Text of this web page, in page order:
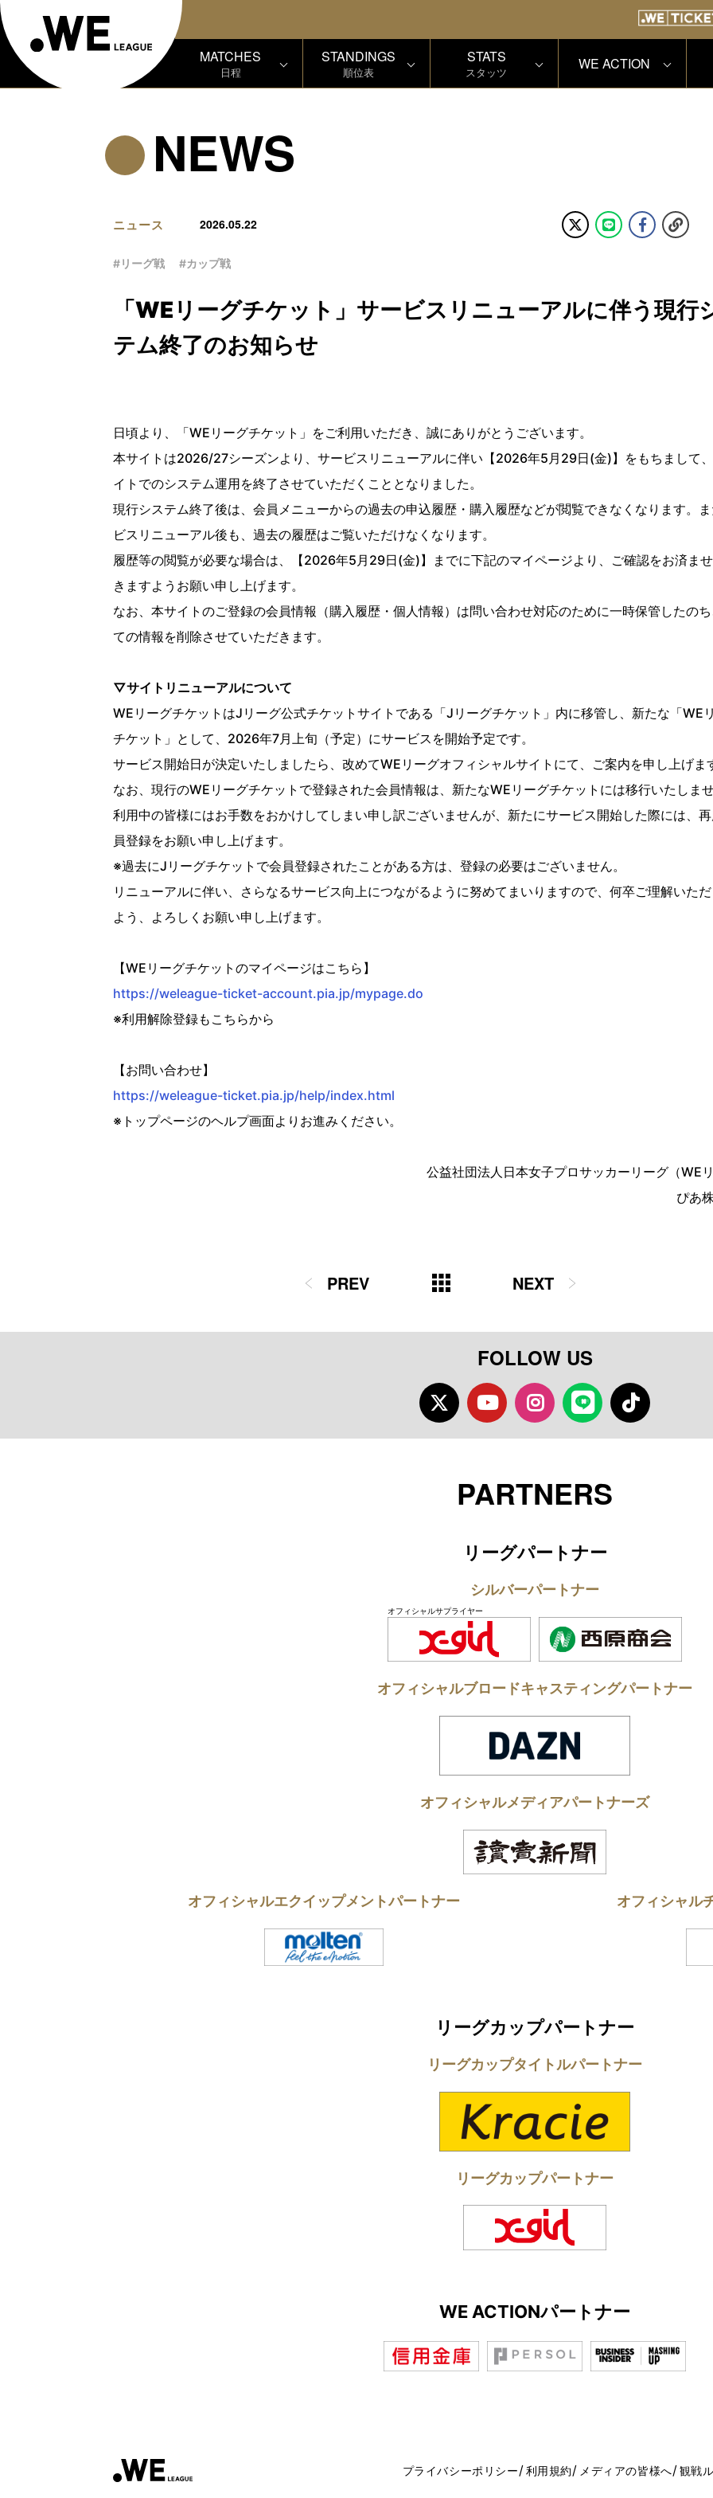
MATCHES
日程
STANDINGS
順位表
STATS
スタッツ WE ACTION
NEWS
ニュース 2026.05.22
#リーグ戦 #カップ戦
「WEリーグチケット」サービスリニューアルに伴う現行
テム終了のお知らせ
日頃より、「WE リーグチケット」をご利用いただき、誠にありがとうございます。
本サイトは2026/27シーズンより、サービスリニューアルに伴い【2026年5月 29日(金)】をもちまして
イトでのシステム運用を終了させていただくこととなりました。
現行システム終了後は、会員メニューからの過去の申込履歴・購入履歴などが閲覧できなくなります。
ビスリニューアル後も、過去の履歴はご覧いただけなくなります。
履歴等の閲覧が必要な場合は、【2026年5月 29日(金)】までに下記のマイページより、ご確認をお済ま
きますようお願い申し上げます。
なお、本サイトのご登録の会員情報（購入履歴・個人情報）は問い合わせ対応のために一時保管したの
ての情報を削除させていただきます。
▽サイトリニューアルについて
WE リーグチケットはJ リーグ公式チケットサイトである「J リーグチケット」内に移管し、新たな「WE
チケット」として、 2026年7月上旬（予定）にサービスを開始予定です。
サービス開始日が決定いたしましたら、改めてWE リーグオフィシャルサイトにて、ご案内を申し上げま
なお、現行のWE リーグチケットで登録された会員情報は、新たなWE リーグチケットには移行いたしま
利用中の皆様にはお手数をおかけしてしまい申し訳ございませんが、新たにサービス開始した際には、
員登録をお願い申し上げます。
※過去にJ リーグチケットで会員登録されたことがある方は、登録の必要はございません。
リニューアルに伴い、さらなるサービス向上につながるように努めてまいりますので、何卒ご理解いた
よう、よろしくお願い申し上げます。
【WE リーグチケットのマイページはこちら】
https://weleague-ticket-account.pia.jp/mypage.do
※利用解除登録もこちらから
【お問い合わせ】
https://weleague-ticket.pia.jp/help/index.html
※トップページのヘルプ画面よりお進みください。
公益社団法人日本女子プロサッカーリーグ（WE
ぴあ
PREV NEXT
FOLLOW US
TwitterYoutubeInstagram
LINE TikTok
PARTNERS
リーグパートナー
シルバーパートナー
オフィシャルサプライヤー
オフィシャルブロードキャスティングパートナー
オフィシャルメディアパートナーズ
オフィシャルエクイップメントパートナー オフィシャル
リーグカップパートナー
リーグカップタイトルパートナー
リーグカップパートナー
WE ACTIONパートナー
プライバシーポリシー 利用規約 メディアの皆様へ 観戦